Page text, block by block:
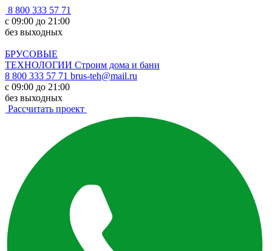
8 800 333 57 71
с 09:00 до 21:00
без выходных
БРУСОВЫЕ
ТЕХНОЛОГИИ Строим дома и бани
8 800 333 57 71 brus-teh@mail.ru
с 09:00 до 21:00
без выходных
Рассчитать проект